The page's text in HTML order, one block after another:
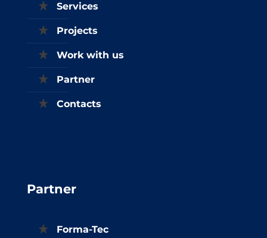
Services
Projects
Work with us
Partner
Contacts
Partner
Forma-Tec